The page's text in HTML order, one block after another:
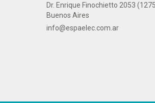
Dr. Enrique Finochietto 2053
Buenos Aires
info@espaelec.com.ar